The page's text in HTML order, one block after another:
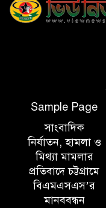
Sample Page
সাংবাদিক
নির্যাতন, হামলা ও
মিথ্যা মামলার
প্রতিবাদে চট্টগ্রামে
বিএমএসএস’র
মানববন্ধন